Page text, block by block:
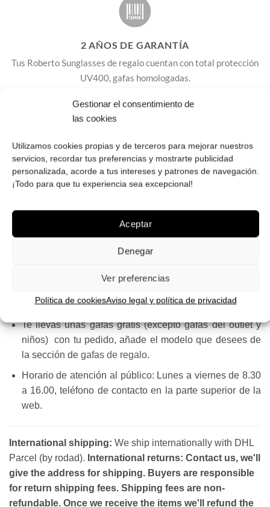
Gestionar el consentimiento de
las cookies
Utilizamos cookies propias y de terceros para mejorar nuestros
servicios, recordar tus preferencias y mostrarte publicidad
personalizada, acorde a tus intereses y patrones de navegación.
¡Todo para que tu experiencia sea excepcional!
Aceptar
Denegar
Ver preferencias
Política de cookiesAviso legal y política de privacidad
2 AÑOS DE GARANTÍA
Tus Roberto Sunglasses de regalo cuentan con total protección
UV400, gafas homologadas.
euros, no enviamos a Canarias, Ceuta y Melilla.
Cambios y devoluciones: GRATIS en la península,
5€ Baleares.
Las gafas se suministran con accesorios para su
cuidado y limpieza y cuentan con 2 años de garantía.
Recibe tus gafas de sol en casa en 3 o 4 días
(laborables de lunes a viernes, sábados no hay envíos
la ficha de producto).
Te llevas unas gafas gratis (excepto gafas del outlet y
niños) con tu pedido, añade el modelo que desees de
la sección de gafas de regalo.
Horario de atención al público: Lunes a viernes de 8.30
a 16.00, teléfono de contacto en la parte superior de la
web.
International shipping: We ship internationally with DHL
Parcel (by rodad). International returns: Contact us, we'll
give the address for shipping. Buyers are responsible
for return shipping fees. Shipping fees are non-
refundable. Once we receive the items we'll refund the